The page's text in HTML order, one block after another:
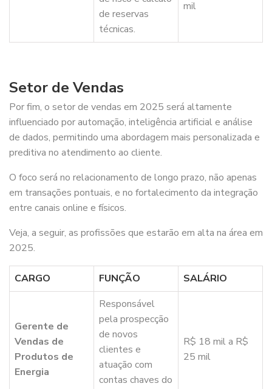
de reservas
técnicas.
mil
Setor de Vendas
Por fim, o setor de vendas em 2025 será altamente
influenciado por automação, inteligência artificial e análise
de dados, permitindo uma abordagem mais personalizada e
preditiva no atendimento ao cliente.
O foco será no relacionamento de longo prazo, não apenas
em transações pontuais, e no fortalecimento da integração
entre canais online e físicos.
Veja, a seguir, as profissões que estarão em alta na área em
2025.
CARGO FUNÇÃO SALÁRIO
Gerente de
Vendas de
Produtos de
Energia
Responsável
pela prospecção
de novos
clientes e
atuação com
contas chaves do
R$ 18 mil a R$
25 mil